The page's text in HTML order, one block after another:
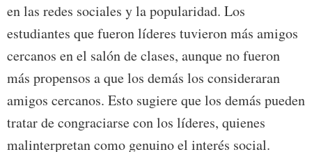
en las redes sociales y la popularidad. Los
estudiantes que fueron líderes tuvieron más amigos
cercanos en el salón de clases, aunque no fueron
más propensos a que los demás los consideraran
amigos cercanos. Esto sugiere que los demás pueden
tratar de congraciarse con los líderes, quienes
malinterpretan como genuino el interés social.